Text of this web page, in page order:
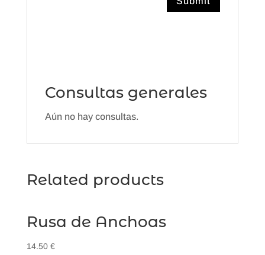
Consultas generales
Aún no hay consultas.
Related products
Rusa de Anchoas
14.50 €